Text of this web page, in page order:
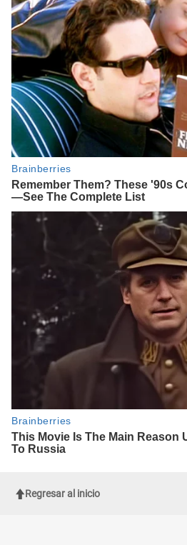
Regresar al inicio